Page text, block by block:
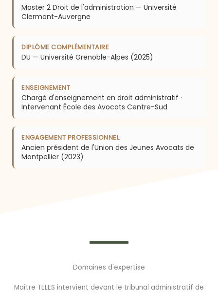
Master 2 Droit de l'administration — Université
Clermont-Auvergne
DIPLÔME COMPLÉMENTAIRE
DU — Université Grenoble-Alpes (2025)
ENSEIGNEMENT
Chargé d'enseignement en droit administratif ·
Intervenant École des Avocats Centre-Sud
ENGAGEMENT PROFESSIONNEL
Ancien président de l'Union des Jeunes Avocats de
Montpellier (2023)
Domaines d'expertise
Maître TELES intervient devant le tribunal administratif de